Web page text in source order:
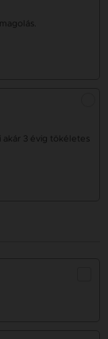
akár 3 évig tökéletes